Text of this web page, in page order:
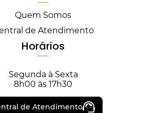
Quem Somos
de Atendimento
Horários
Segunda à Sexta
8h00 às 17h30
de Atendimento